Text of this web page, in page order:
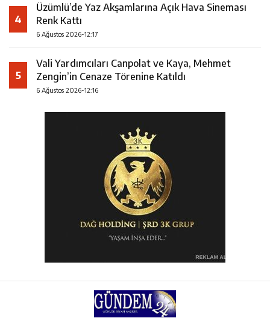
4
Üzümlü’de Yaz Akşamlarına Açık Hava Sineması
Renk Kattı
6 Ağustos 2026-12:17
5
Vali Yardımcıları Canpolat ve Kaya, Mehmet
Zengin’in Cenaze Törenine Katıldı
6 Ağustos 2026-12:16